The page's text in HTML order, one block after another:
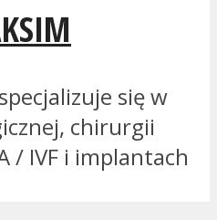
się w
chirurgii
/ IVF i implantach